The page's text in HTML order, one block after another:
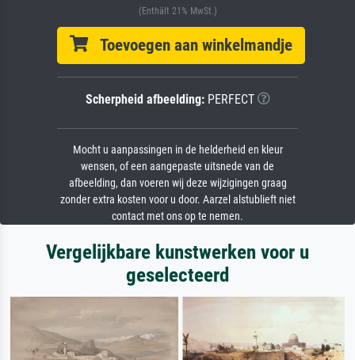
(Enthält 21% MwSt.)
Toevoegen aan winkelmandje
Scherpheid afbeelding:PERFECT
Mocht u aanpassingen in de helderheid en kleur
wensen, of een aangepaste uitsnede van de
afbeelding, dan voeren wij deze wijzigingen graag
zonder extra kosten voor u door. Aarzel alstublieft niet
contact met ons op te nemen.
Vergelijkbare kunstwerken voor u
geselecteerd